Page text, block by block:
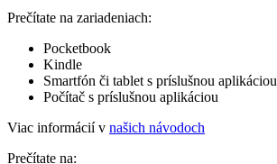
Prečítate na zariadeniach:
Pocketbook
Kindle
Smartfón či tablet s príslušnou aplikáciou
Počítač s príslušnou aplikáciou
Viac informácií v našich návodoch
Prečítate na: